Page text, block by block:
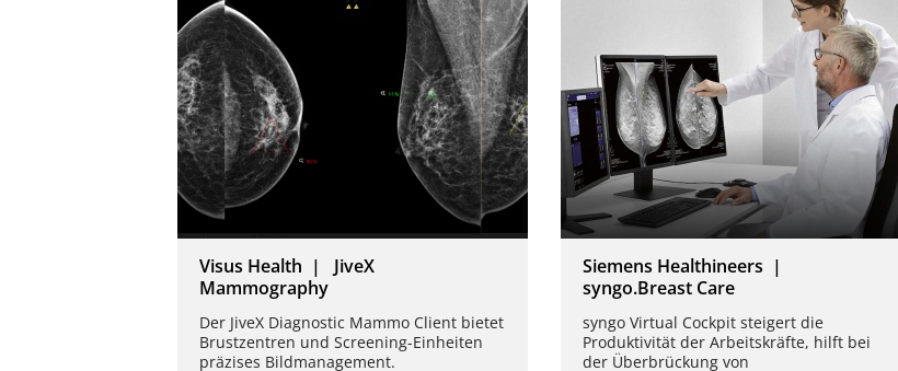
Visus Health | JiveX
Mammography
Der JiveX Diagnostic Mammo Client bietet
Brustzentren und Screening-Einheiten
präzises Bildmanagement.
Siemens Healthineers |
syngo.Breast Care
syngo Virtual Cockpit steigert die
Produktivität der Arbeitskräfte, hilft bei
der Überbrückung von